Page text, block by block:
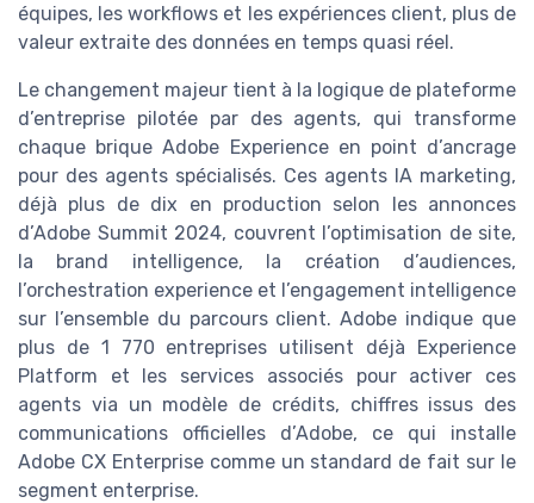
équipes, les workflows et les expériences client, plus de
valeur extraite des données en temps quasi réel.
Le changement majeur tient à la logique de plateforme
d’entreprise pilotée par des agents, qui transforme
chaque brique Adobe Experience en point d’ancrage
pour des agents spécialisés. Ces agents IA marketing,
déjà plus de dix en production selon les annonces
d’Adobe Summit 2024, couvrent l’optimisation de site,
la brand intelligence, la création d’audiences,
l’orchestration experience et l’engagement intelligence
sur l’ensemble du parcours client. Adobe indique que
plus de 1 770 entreprises utilisent déjà Experience
Platform et les services associés pour activer ces
agents via un modèle de crédits, chiffres issus des
communications officielles d’Adobe, ce qui installe
Adobe CX Enterprise comme un standard de fait sur le
segment enterprise.